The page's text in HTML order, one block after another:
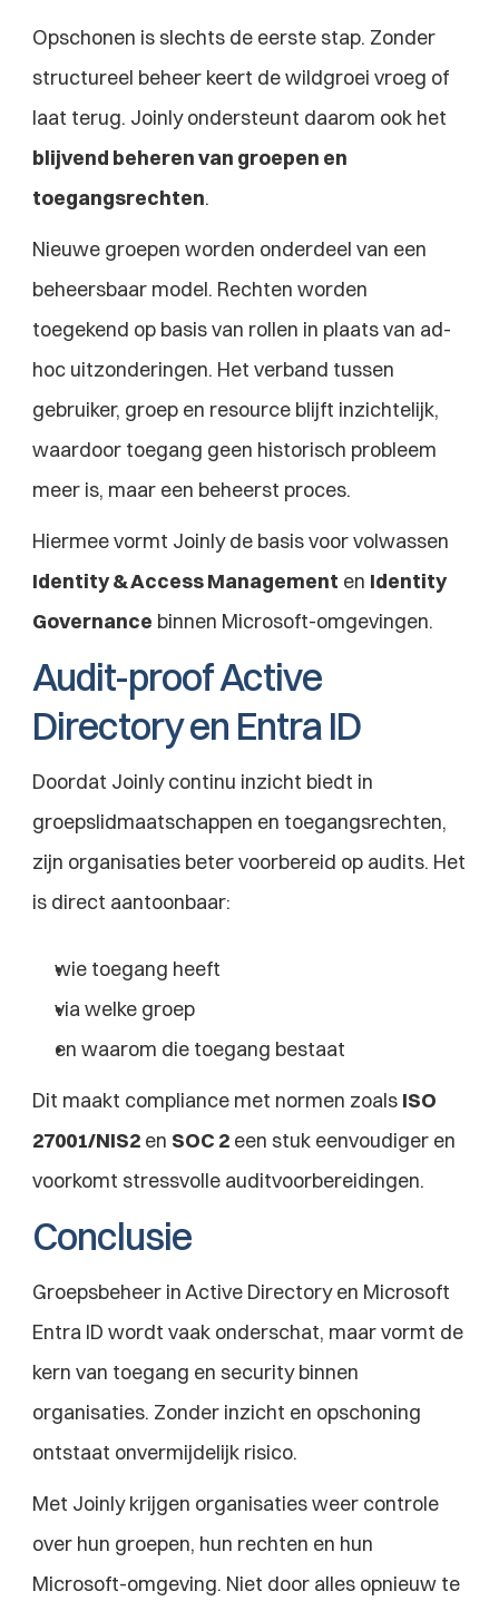
Opschonen is slechts de eerste stap. Zonder
structureel beheer keert de wildgroei vroeg of
blijvend beheren van groepen en
toegangsrechten.
Nieuwe groepen worden onderdeel van een
beheersbaar model. Rechten worden
toegekend op basis van rollen in plaats van ad-
hoc uitzonderingen. Het verband tussen
gebruiker, groep en resource blijft inzichtelijk,
waardoor toegang geen historisch probleem
meer is, maar een beheerst proces.
Identity & Access Management en Identity
Governance binnen Microsoft-omgevingen.
Audit-proof Active
Directory en Entra ID
Doordat Joinly continu inzicht biedt in
groepslidmaatschappen en toegangsrechten,
zijn organisaties beter voorbereid op audits. Het
is direct aantoonbaar:
wie toegang heeft
via welke groep
en waarom die toegang bestaat
Dit maakt compliance met normen zoals ISO
27001/NIS2 en SOC 2 een stuk eenvoudiger en
voorkomt stressvolle auditvoorbereidingen.
Conclusie
Groepsbeheer in Active Directory en Microsoft
Entra ID wordt vaak onderschat, maar vormt de
kern van toegang en security binnen
organisaties. Zonder inzicht en opschoning
ontstaat onvermijdelijk risico.
Met Joinly krijgen organisaties weer controle
over hun groepen, hun rechten en hun
Microsoft-omgeving. Niet door alles opnieuw te